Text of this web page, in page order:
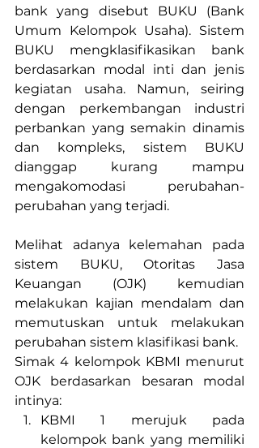
bank yang disebut BUKU (Bank
Umum Kelompok Usaha). Sistem
BUKU mengklasifikasikan bank
berdasarkan modal inti dan jenis
kegiatan usaha. Namun, seiring
dengan perkembangan industri
perbankan yang semakin dinamis
dan kompleks, sistem BUKU
dianggap kurang mampu
mengakomodasi perubahan-
perubahan yang terjadi.
Melihat adanya kelemahan pada
sistem BUKU, Otoritas Jasa
Keuangan (OJK) kemudian
melakukan kajian mendalam dan
memutuskan untuk melakukan
perubahan sistem klasifikasi bank.
Simak 4 kelompok KBMI menurut
OJK berdasarkan besaran modal
intinya:
KBMI 1 merujuk pada
kelompok bank yang memiliki